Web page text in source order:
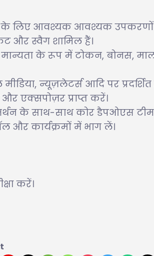
लिए आवश्यक आवश्यक
और स्वैग शामिल हैं।
मान्यता के रूप में टोकन, बोनस,
न्यूज़लेटर्स आदि पर
एक्सपोज़र प्राप्त करें।
के साथ-साथ कोर डैपओएस
और कार्यक्रमों में भाग लें।
करें।